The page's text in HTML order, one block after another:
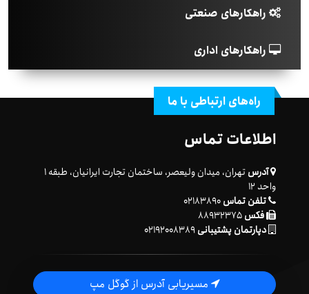
راهکارهای صنعتی
راهکارهای اداری
راه‌های ارتباطی با ما
اطلاعات تماس
آدرس
تهران، میدان ولیعصر، ساختمان تجارت ایرانیان، طبقه ۱
واحد ۱۲
تلفن تماس۰۲۱۸۳۸۹۰
فکس
دپارتمان پشتیبانی۰۲۱۹۲۰۰۸۳۸۹
مسیریابی آدرس از گوگل مپ